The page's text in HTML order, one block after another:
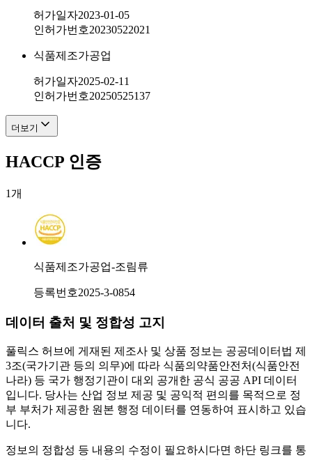
허가일자2023-01-05
인허가번호20230522021
식품제조가공업
허가일자2025-02-11
인허가번호20250525137
더보기
HACCP 인증
1개
식품제조가공업-조림류
등록번호2025-3-0854
데이터 출처 및 정합성 고지
풀릭스 허브에 게재된 제조사 및 상품 정보는 공공데이터법 제
3조(국가기관 등의 의무)에 따라 식품의약품안전처(식품안전
나라) 등 국가 행정기관이 대외 공개한 공식 공공 API 데이터
입니다. 당사는 산업 정보 제공 및 공익적 편의를 목적으로 정
부 부처가 제공한 원본 행정 데이터를 연동하여 표시하고 있습
니다.
정보의 정합성 등 내용의 수정이 필요하시다면 하단 링크를 통